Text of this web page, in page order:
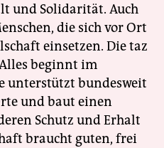
und Solidarität. Auch
die sich vor Ort
einsetzen. Die taz
beginnt im
unterstützt bundesweit
und baut einen
Schutz und Erhalt
braucht guten, frei